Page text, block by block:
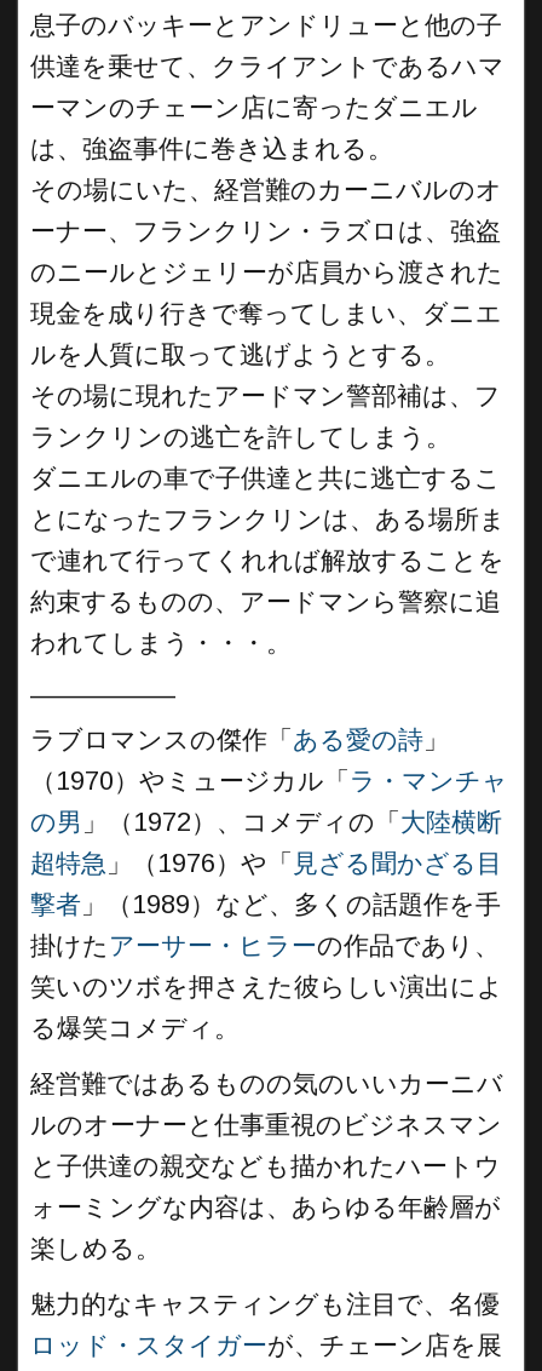
息子のバッキーとアンドリューと他の子
供達を乗せて、クライアントであるハマ
ーマンのチェーン店に寄ったダニエル
は、強盗事件に巻き込まれる。
その場にいた、経営難のカーニバルのオ
ーナー、フランクリン・ラズロは、強盗
のニールとジェリーが店員から渡された
現金を成り行きで奪ってしまい、ダニエ
ルを人質に取って逃げようとする。
その場に現れたアードマン警部補は、フ
ランクリンの逃亡を許してしまう。
ダニエルの車で子供達と共に逃亡するこ
とになったフランクリンは、ある場所ま
で連れて行ってくれれば解放することを
約束するものの、アードマンら警察に追
われてしまう・・・。
ラブロマンスの傑作「 ある愛の詩 」
（1970）やミュージカル「 ラ・マンチャ
の男 」（1972）、コメディの「 大陸横断
超特急 」（1976）や「 見ざる聞かざる目
撃者 」（1989）など、多くの話題作を手
掛けた アーサー・ヒラーの作品であり、
笑いのツボを押さえた彼らしい演出によ
る爆笑コメディ。
経営難ではあるものの気のいいカーニバ
ルのオーナーと仕事重視のビジネスマン
と子供達の親交なども描かれたハートウ
ォーミングな内容は、あらゆる年齢層が
楽しめる。
魅力的なキャスティングも注目で、名優
ロッド・スタイガーが、チェーン店を展